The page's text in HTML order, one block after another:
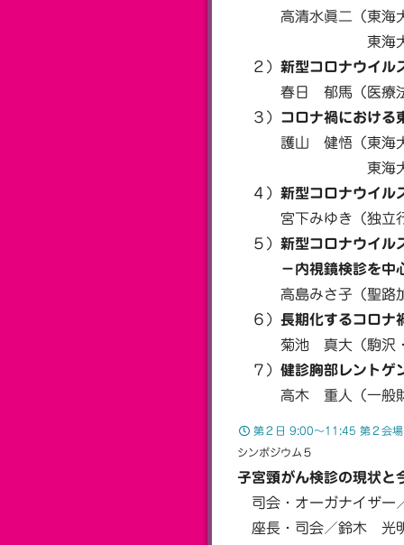
高清水眞二（東海大
東海大学医学部
２） 新型コロナウイル
春日 郁馬（医療法人
３） コロナ禍における
護山 健悟（東海大学
東海大学医学部
４） 新型コロナウイル
宮下みゆき（独立行
５） 新型コロナウイル
－内視鏡検診を中心
高島みさ子（聖路加
６） 長期化するコロナ
菊池 真大（駒沢・
７） 健診胸部レントゲ
高木 重人（一般財団
第２日 9:00〜11:45 第２会場
シンポジウム５
子宮頸がん検診の現状と
司会・オーガナイザー
座長・司会／鈴木 光